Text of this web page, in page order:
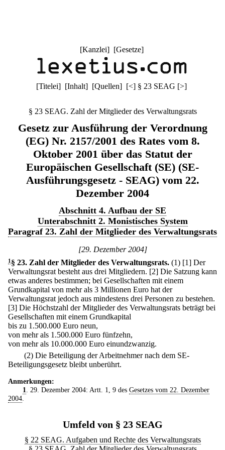
[Kanzlei] [Gesetze]
[Titelei] [Inhalt] [Quellen] [<] § 23 SEAG [>]
§ 23 SEAG. Zahl der Mitglieder des Verwaltungsrats
Gesetz zur Ausführung der Verordnung
(EG) Nr. 2157/2001 des Rates vom 8.
Oktober 2001 über das Statut der
Europäischen Gesellschaft (SE) (SE-
Ausführungsgesetz - SEAG) vom 22.
Dezember 2004
Abschnitt 4. Aufbau der SE
Unterabschnitt 2. Monistisches System
Paragraf 23. Zahl der Mitglieder des Verwaltungsrats
[29. Dezember 2004]
1 § 23. Zahl der Mitglieder des Verwaltungsrats. (1) [1] Der
Verwaltungsrat besteht aus drei Mitgliedern. [2] Die Satzung kann
etwas anderes bestimmen; bei Gesellschaften mit einem
Grundkapital von mehr als 3 Millionen Euro hat der
Verwaltungsrat jedoch aus mindestens drei Personen zu bestehen.
[3] Die Höchstzahl der Mitglieder des Verwaltungsrats beträgt bei
Gesellschaften mit einem Grundkapital
bis zu 1.500.000 Euro neun,
von mehr als 1.500.000 Euro fünfzehn,
von mehr als 10.000.000 Euro einundzwanzig.
(2) Die Beteiligung der Arbeitnehmer nach dem SE-
Beteiligungsgesetz bleibt unberührt.
Anmerkungen:
1. 29. Dezember 2004: Artt. 1, 9 des Gesetzes vom 22. Dezember
2004.
Umfeld von § 23 SEAG
§ 22 SEAG. Aufgaben und Rechte des Verwaltungsrats